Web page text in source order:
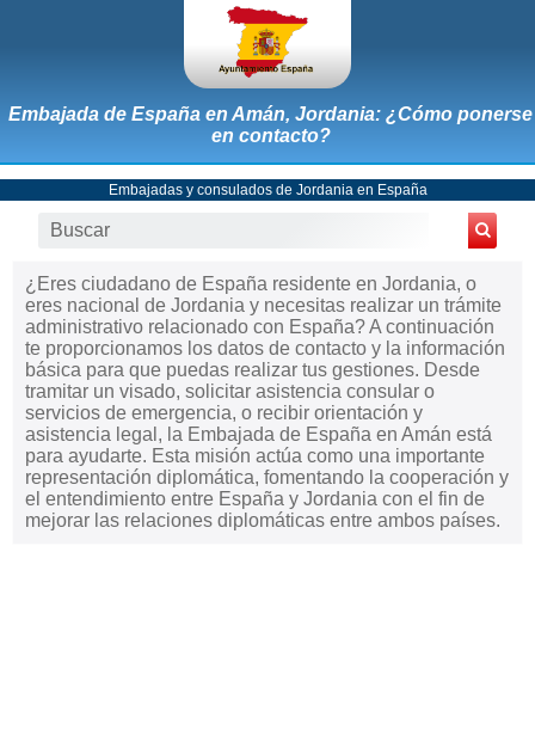
Embajada de España en Amán, Jordania: ¿Cómo ponerse
en contacto?
Embajadas y consulados de Jordania en España
¿Eres ciudadano de España residente en Jordania, o
eres nacional de Jordania y necesitas realizar un trámite
administrativo relacionado con España? A continuación
te proporcionamos los datos de contacto y la información
básica para que puedas realizar tus gestiones. Desde
tramitar un visado, solicitar asistencia consular o
servicios de emergencia, o recibir orientación y
asistencia legal, la Embajada de España en Amán está
para ayudarte. Esta misión actúa como una importante
representación diplomática, fomentando la cooperación y
el entendimiento entre España y Jordania con el fin de
mejorar las relaciones diplomáticas entre ambos países.